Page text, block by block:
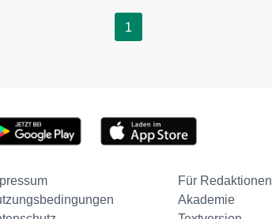
1
Für Redaktionen
Akademie